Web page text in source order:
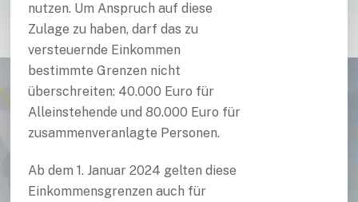
nutzen. Um Anspruch auf diese
Zulage zu haben, darf das zu
versteuernde Einkommen
bestimmte Grenzen nicht
überschreiten: 40.000 Euro für
Alleinstehende und 80.000 Euro für
zusammenveranlagte Personen.
Ab dem 1. Januar 2024 gelten diese
Einkommensgrenzen auch für